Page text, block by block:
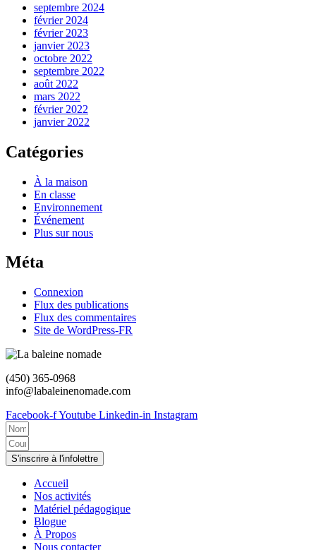
septembre 2024
février 2024
février 2023
janvier 2023
octobre 2022
septembre 2022
août 2022
mars 2022
février 2022
janvier 2022
Catégories
À la maison
En classe
Environnement
Événement
Plus sur nous
Méta
Connexion
Flux des publications
Flux des commentaires
Site de WordPress-FR
(450) 365-0968
info@labaleinenomade.com
Facebook-fYoutube Linkedin-in Instagram
S'inscrire à l'infolettre
Accueil
Nos activités
Matériel pédagogique
Blogue
À Propos
Nous contacter